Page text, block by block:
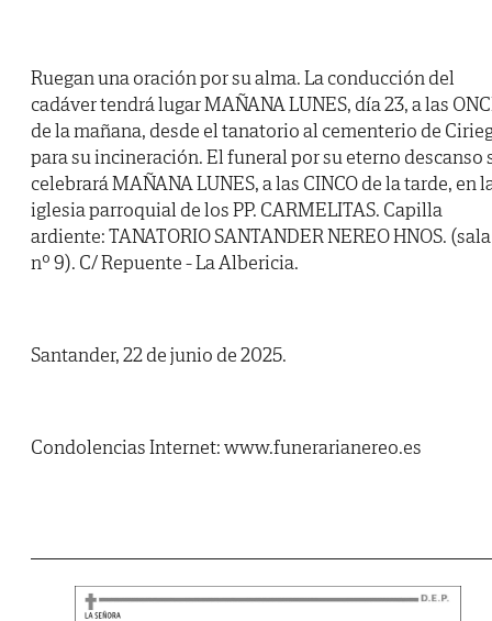
Ruegan una oración por su alma. La conducción del
cadáver tendrá lugar MAÑANA LUNES, día 23, a las
de la mañana, desde el tanatorio al cementerio de
para su incineración. El funeral por su eterno descanso
celebrará MAÑANA LUNES, a las CINCO de la tarde, en
iglesia parroquial de los PP. CARMELITAS. Capilla
ardiente: TANATORIO SANTANDER NEREO HNOS. (sala
nº 9). C/ Repuente - La Albericia.
Santander, 22 de junio de 2025.
Condolencias Internet: www.funerarianereo.es